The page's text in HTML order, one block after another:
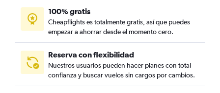
100% gratis
Cheapflights es totalmente gratis, así que puedes
empezar a ahorrar desde el momento cero.
Reserva con flexibilidad
Nuestros usuarios pueden hacer planes con total
confianza y buscar vuelos sin cargos por cambios.